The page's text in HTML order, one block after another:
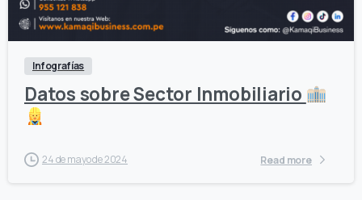
0
Infografías
Datos sobre Sector Inmobiliario
24 de mayo de 2024 Read more